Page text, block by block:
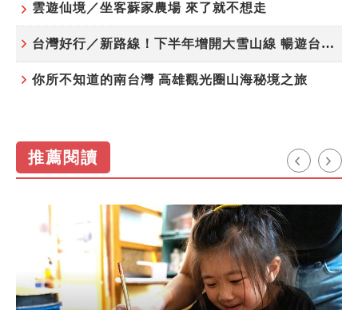
雲遊仙境／坐客蘇家農場 來了就不想走
台灣好行／新路線！下半年增開大雪山線 暢遊台中更便利
你所不知道的南台灣 高雄觀光圈山海秘境之旅
推薦閱讀